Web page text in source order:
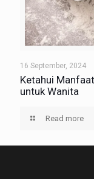
16 September, 2024
Ketahui
untuk Wanita
Read more